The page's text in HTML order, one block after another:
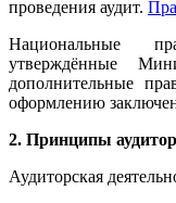
проведения аудит.
Национальные
утверждённые
дополнительные
оформлению
2. Принципы
Аудиторская